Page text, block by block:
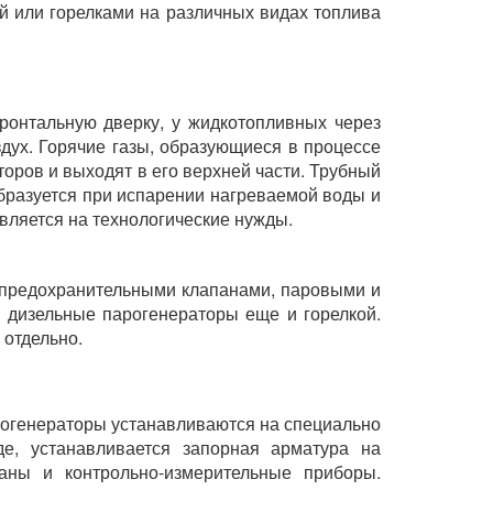
или горелками на различных видах топлива
дверку, у жидкотопливных через
Горячие газы, образующиеся в процессе
и выходят в его верхней части. Трубный
при испарении нагреваемой воды и
на технологические нужды.
клапанами, паровыми и
парогенераторы еще и горелкой.
устанавливаются на специально
устанавливается запорная арматура на
и контрольно-измерительные приборы.